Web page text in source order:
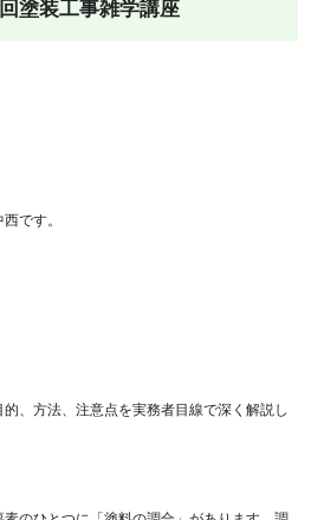
塗装工事雑学講座
です。
的、方法、注意点を実務者目線で深 く解説し